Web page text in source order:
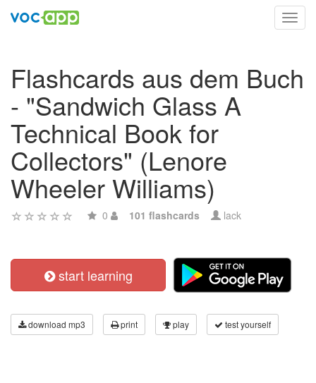
Flashcards aus dem Buch
- "Sandwich Glass A
Technical Book for
Collectors" (Lenore
Wheeler Williams)
0 101 flashcards lack
start learning
download mp3 print play test yourself